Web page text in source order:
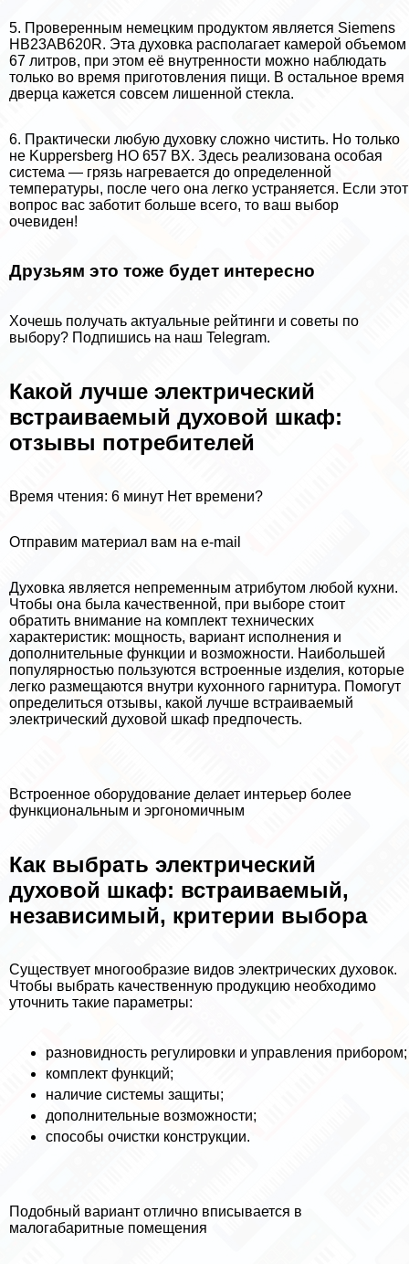
5. Проверенным немецким продуктом является Siemens
HB23AB620R. Эта духовка располагает камерой объемом
67 литров, при этом её внутренности можно наблюдать
только во время приготовления пищи. В остальное время
дверца кажется совсем лишенной стекла.
6. Пpaктически любую духовку сложно чистить. Но только
не Kuppersberg HO 657 BX. Здесь реализована особая
система — грязь нагревается до определенной
температуры, после чего она легко устраняется. Если этот
вопрос вас заботит больше всего, то ваш выбор
очевиден!
Друзьям это тоже будет интересно
Хочешь получать актуальные рейтинги и советы по
выбору? Подпишись на наш Telegram.
Какой лучше электрический
встраиваемый духовой шкаф:
отзывы потребителей
Время чтения: 6 минут Нет времени?
Отправим материал вам на e-mail
Духовка является непременным атрибутом любой кухни.
Чтобы она была качественной, при выборе стоит
обратить внимание на комплект технических
хаpaктеристик: мощность, вариант исполнения и
дополнительные функции и возможности. Наибольшей
популярностью пользуются встроенные изделия, которые
легко размещаются внутри кухонного гарнитура. Помогут
определиться отзывы, какой лучше встраиваемый
электрический духовой шкаф предпочесть.
Встроенное оборудование делает интерьер более
функциональным и эргономичным
Как выбрать электрический
духовой шкаф: встраиваемый,
независимый, критерии выбора
Существует многообразие видов электрических духовок.
Чтобы выбрать качественную продукцию необходимо
уточнить такие параметры:
разновидность регулировки и управления прибором;
комплект функций;
наличие системы защиты;
дополнительные возможности;
способы очистки конструкции.
Подобный вариант отлично вписывается в
малогабаритные помещения